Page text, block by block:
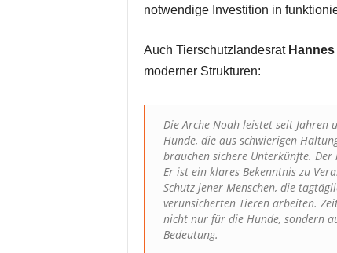
notwendige Investition in
Auch Tierschutzlandesrat
moderner Strukturen:
Die Arche Noah leistet seit Jahren
Hunde, die aus schwierigen
brauchen sichere Unterkünfte.
Er ist ein klares Bekenntnis zu
Schutz jener Menschen, die
verunsicherten Tieren arbeiten.
nicht nur für die Hunde, sondern
Bedeutung.